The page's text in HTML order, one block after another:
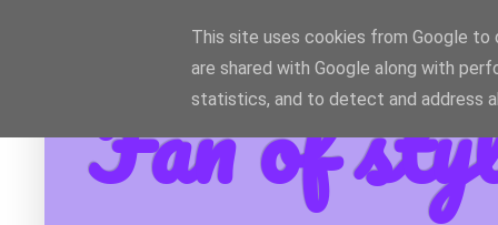
Fan of
This site uses cookies from Google to
are shared with Google along with
statistics, and to detect and address